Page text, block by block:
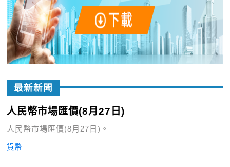
最新新聞
人民幣市場匯價(8月27日)
人民幣市場匯價(8月27日)。
貨幣